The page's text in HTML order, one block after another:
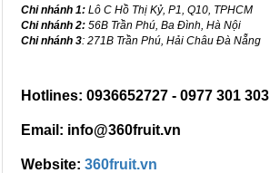
Chi nhánh 1: Lô C Hồ Thị Kỷ, P1, Q10, TPHCM
Chi nhánh 2: 56B Trần Phú, Ba Đình, Hà Nội
Chi nhánh 3: 271B Trần Phú, Hải Châu Đà Nẵng
Hotlines: 0936652727 - 0977 301 303
Email: info@360fruit.vn
Website: 360fruit.vn